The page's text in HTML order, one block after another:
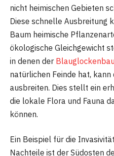
nicht heimischen Gebieten
Diese schnelle Ausbreitung
Baum heimische
ökologische Gleichgewicht
in denen der
natürlichen Feinde hat,
ausbreiten. Dies stellt ein
die lokale Flora und Fauna
können.
Ein Beispiel für die
Nachteile ist der Südosten